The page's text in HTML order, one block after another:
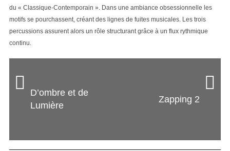
du « Classique-Contemporain ». Dans une ambiance obsessionnelle les
motifs se pourchassent, créant des lignes de fuites musicales. Les trois
percussions assurent alors un rôle structurant grâce à un flux rythmique
continu.
D’ombre et de
Lumière
Zapping 2